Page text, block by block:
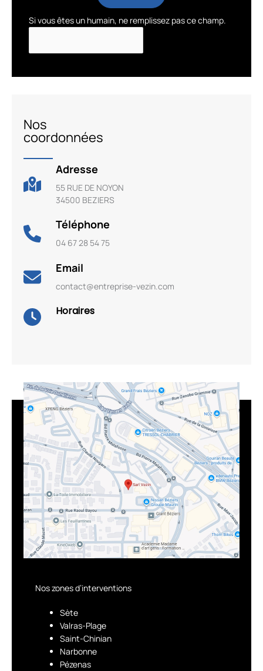
Si vous êtes un humain, ne remplissez pas ce champ.
Nos
coordonnées
Adresse
55 RUE DE NOYON
34500 BEZIERS
Téléphone
04 67 28 54 75
Email
contact@entreprise-vezin.com
Horaires
Nos zones d’interventions
Sète
Valras-Plage
Saint-Chinian
Narbonne
Pézenas